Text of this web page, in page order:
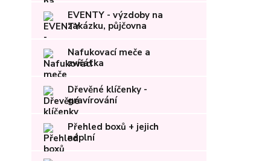
EVENTY - výzdoby na
zakázku, půjčovna
Nafukovací meče a
zvířátka
Dřevěné klíčenky -
gravírování
Přehled boxů + jejich
náplní